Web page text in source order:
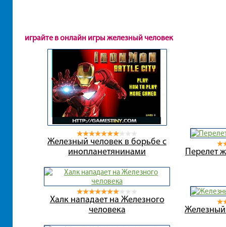
играйте в онлайн игры железный человек
Железный человек в борьбе с
инопланетянинами
Перелет
Халк нападает на Железного
человека
Железный